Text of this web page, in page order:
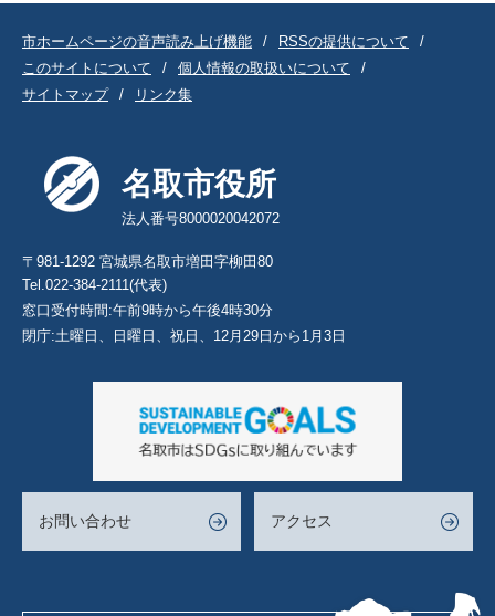
市ホームページの音声読み上げ機能
RSSの提供について
このサイトについて
個人情報の取扱いについて
サイトマップ
リンク集
名取市役所
法人番号8000020042072
〒981-1292 宮城県名取市増田字柳田80
Tel.022-384-2111(代表)
窓口受付時間:午前9時から午後4時30分
閉庁:土曜日、日曜日、祝日、12月29日から1月3日
お問い合わせ アクセス